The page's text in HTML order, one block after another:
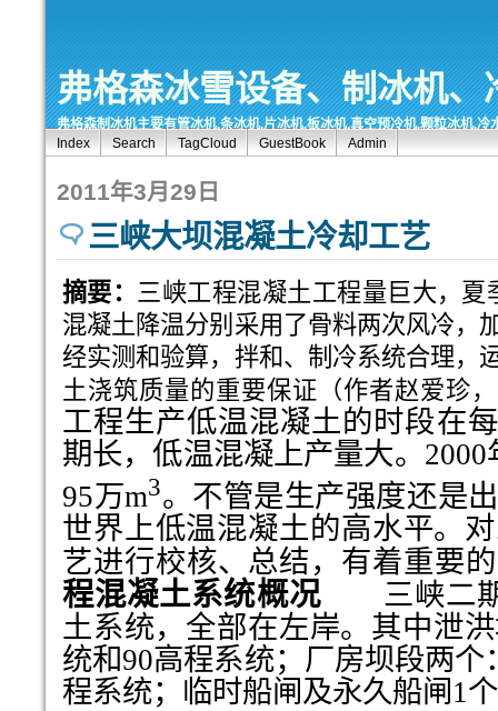
弗格森冰雪设备、制冰机、
弗格森制冰机主要有管冰机,条冰机,片冰机,板冰机,真空预冷机,颗粒冰机,
Index
Search TagCloud GuestBook Admin
2011年3月29日
三峡大坝混凝土冷却工艺
摘要： 三峡工程混凝土工程量巨大，
混凝土降温分别采用了骨料两次风冷，
经实测和验算，拌和、制冷系统合理，
土浇筑质量的重要保证（作者赵爱珍
工程生产低温混凝土的时段在
期长，低温混凝上产量大。
95万m3。不管是生产强度还是
世界上低温混凝土的高水平。
艺进行校核、总结，有着重要
程混凝土系统概况三峡二期
土系统，全部在左岸。其中泄
统和90高程系统；厂房坝段两个
程系统；临时船闸及永久船闸1